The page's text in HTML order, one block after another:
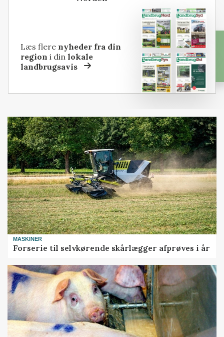
Læs flere nyheder fra din
region i dinlokale
landbrugsavis
MASKINER
Forserie til selvkørende skårlægger afprøves i år